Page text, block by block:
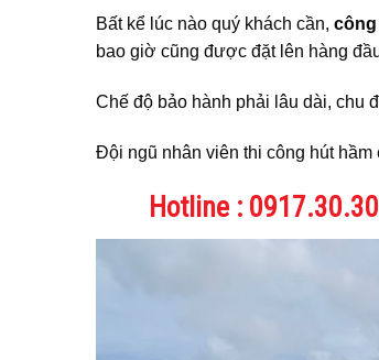
Bất kể lúc nào quý khách cần,
bao giờ cũng được đặt lên hàng
Chế độ bảo hành phải lâu dài, chu
Đội ngũ nhân viên thi công hút
Hotline :